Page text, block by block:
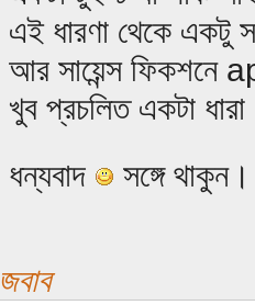
এই ধারণা থেকে একটু
আর সায়েন্স ফিকশনে
খুব প্রচলিত একটা
ধন্যবাদ
সঙ্গে থাকুন।
জবাব